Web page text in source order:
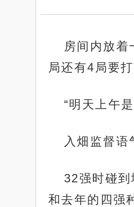
房间内放着
局还有4局要打
“明天上午
入畑监督语
32强时碰
和去年的四强